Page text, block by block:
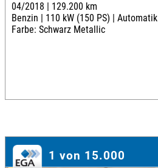
04/2018 | 129.200 km
Benzin | 110 kW (150 PS) | Automatik
Farbe: Schwarz Metallic
1 von 15.000